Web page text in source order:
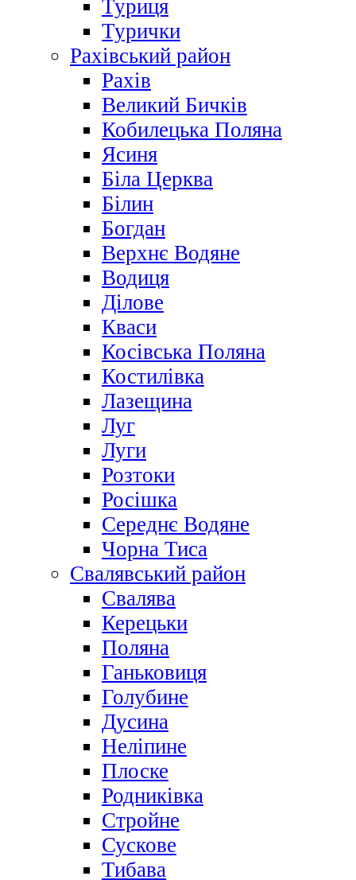
Туриця
Турички
Рахівський район
Рахів
Великий Бичків
Кобилецька Поляна
Ясиня
Біла Церква
Білин
Богдан
Верхнє Водяне
Водиця
Ділове
Кваси
Косівська Поляна
Костилівка
Лазещина
Луг
Луги
Розтоки
Росішка
Середнє Водяне
Чорна Тиса
Свалявський район
Свалява
Керецьки
Поляна
Ганьковиця
Голубине
Дусина
Неліпине
Плоске
Родниківка
Стройне
Сускове
Тибава